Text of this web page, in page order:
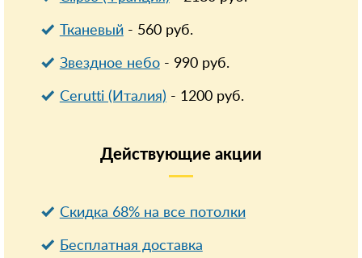
Тканевый- 560руб.
Звездное небо- 990руб.
Cerutti (Италия) - 1200руб.
Действующие акции
Скидка 68% на все потолки
Бесплатная доставка